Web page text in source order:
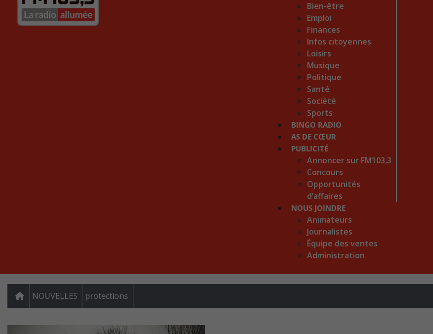
Bien-être
Emploi
Finances
Infos citoyennes
Loisirs
Musique
Politique
Santé
Société
Sports
BINGO RADIO
AS DE CŒUR
PUBLICITÉ
Annoncer sur FM103,3
Concours
Opportunités
d’affaires
NOUS JOINDRE
Animateurs
Journalistes
Équipe des ventes
Administration
NOUVELLES protections